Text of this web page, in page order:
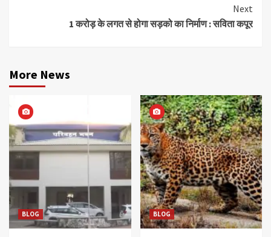
Next
1 करोड़ के लगत से होगा सड़को का निर्माण : सविता कपूर
More News
BLOG BLOG